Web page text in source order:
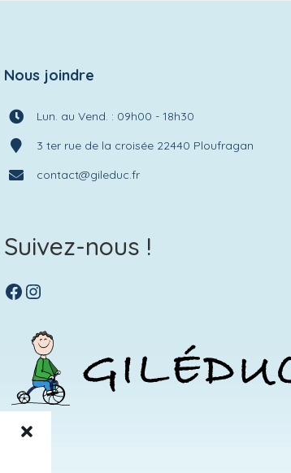
Nous joindre
Lun. au Vend. : 09h00 - 18h30
3 ter rue de la croisée 22440 Ploufragan
contact@gileduc.fr
Suivez-nous !
Facebook Instagram